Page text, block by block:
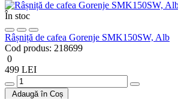
În stoc
Râșniță de cafea Gorenje SMK150SW, Alb
Cod produs: 218699
0
499 LEI
Adaugă în Coș